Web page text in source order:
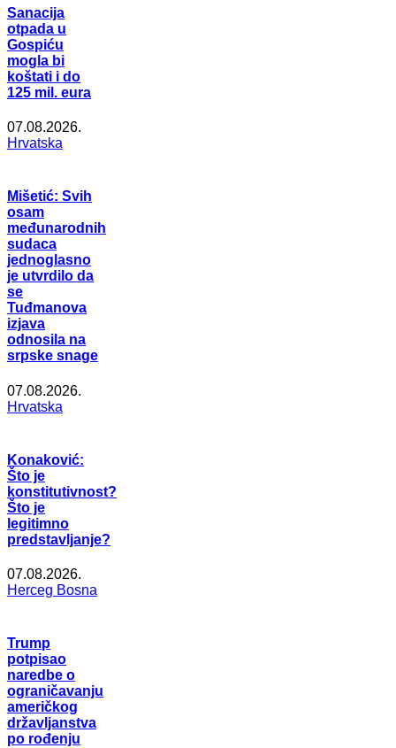
Sanacija
otpada u
Gospiću
mogla bi
koštati i do
125 mil. eura
07.08.2026.
Hrvatska
Mišetić: Svih
osam
međunarodnih
sudaca
jednoglasno
je utvrdilo da
se
Tuđmanova
izjava
odnosila na
srpske snage
07.08.2026.
Hrvatska
Konaković:
Što je
konstitutivnost?
Što je
legitimno
predstavljanje?
07.08.2026.
Herceg Bosna
Trump
potpisao
naredbe o
ograničavanju
američkog
državljanstva
po rođenju